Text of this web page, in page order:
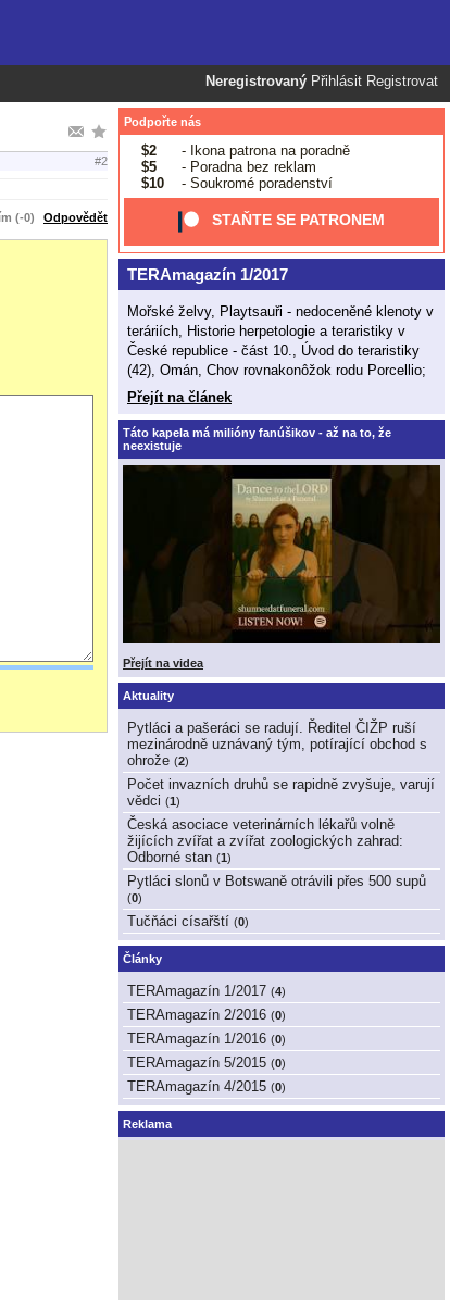
Neregistrovaný Přihlásit Registrovat
#2
(-0) Odpovědět
Podpořte nás
$2
- Ikona patrona na poradně
$5
- Poradna bez reklam
$10
- Soukromé poradenství
STAŇTE SE PATRONEM
TERAmagazín 1/2017
Mořské želvy, Playtsauři - nedoceněné klenoty v
teráriích, Historie herpetologie a teraristiky v
České republice - část 10., Úvod do teraristiky
(42), Omán, Chov rovnakonôžok rodu Porcellio;
Přejít na článek
Táto kapela má milióny fanúšikov - až na to, že
neexistuje
Přejít na videa
Aktuality
Pytláci a pašeráci se radují. Ředitel ČIŽP ruší
mezinárodně uznávaný tým, potírající obchod s
ohrože (2)
Počet invazních druhů se rapidně zvyšuje, varují
vědci (1)
Česká asociace veterinárních lékařů volně
žijících zvířat a zvířat zoologických zahrad:
Odborné stan (1)
Pytláci slonů v Botswaně otrávili přes 500 supů
(0)
Tučňáci císařští (0)
Články
TERAmagazín 1/2017 (4)
TERAmagazín 2/2016 (0)
TERAmagazín 1/2016 (0)
TERAmagazín 5/2015 (0)
TERAmagazín 4/2015 (0)
Reklama